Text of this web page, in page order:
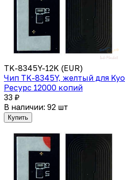
TK-8345Y-12K (EUR)
Чип TK-8345Y, желтый для
Ресурс 12000 копий
33 ₽
В наличии: 92 шт
Купить